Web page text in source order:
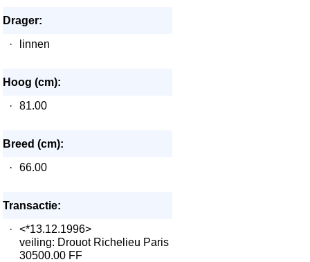
Drager:
·
linnen
Hoog (cm):
·
81.00
Breed (cm):
·
66.00
Transactie:
·
<*13.12.1996>
veiling: Drouot Richelieu Paris
30500.00 FF